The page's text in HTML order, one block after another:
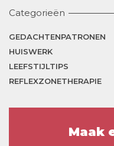
Categorieën
GEDACHTENPATRONEN
HUISWERK
LEEFSTIJLTIPS
REFLEXZONETHERAPIE
Maak